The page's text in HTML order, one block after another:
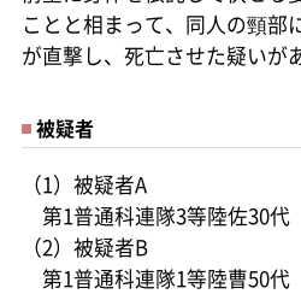
ことと相まって、同人の頸部
が直撃し、死亡させた疑いが
被疑者
（1）被疑者A
第1普通科連隊3等陸佐30代
（2）被疑者B
第1普通科連隊1等陸曹50代